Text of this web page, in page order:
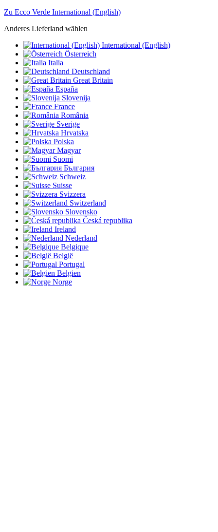
Zu Ecco Verde International (English)
Anderes Lieferland wählen
International (English)
Österreich
Italia
Deutschland
Great Britain
España
Slovenija
France
România
Sverige
Hrvatska
Polska
Magyar
Suomi
България
Schweiz
Suisse
Svizzera
Switzerland
Slovensko
Česká republika
Ireland
Nederland
Belgique
België
Portugal
Belgien
Norge